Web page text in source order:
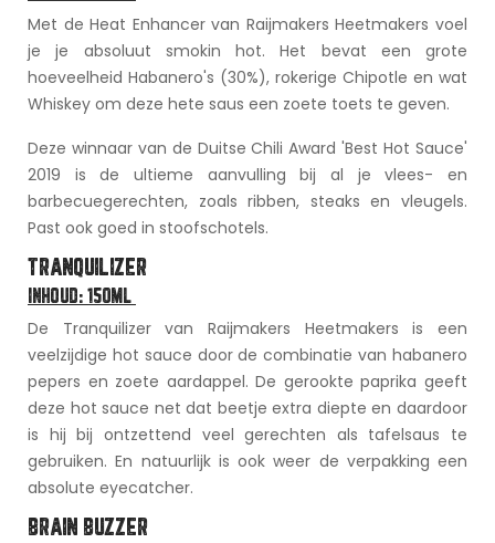
Met de Heat Enhancer van Raijmakers Heetmakers voel
je je absoluut smokin hot. Het bevat een grote
hoeveelheid Habanero's (30%), rokerige Chipotle en wat
Whiskey om deze hete saus een zoete toets te geven.
Deze winnaar van de Duitse Chili Award 'Best Hot Sauce'
2019 is de ultieme aanvulling bij al je vlees- en
barbecuegerechten, zoals ribben, steaks en vleugels.
Past ook goed in stoofschotels.
TRANQUILIZER
INHOUD: 150ML
De Tranquilizer van Raijmakers Heetmakers is een
veelzijdige hot sauce door de combinatie van habanero
pepers en zoete aardappel. De gerookte paprika geeft
deze hot sauce net dat beetje extra diepte en daardoor
is hij bij ontzettend veel gerechten als tafelsaus te
gebruiken. En natuurlijk is ook weer de verpakking een
absolute eyecatcher.
BRAIN BUZZER